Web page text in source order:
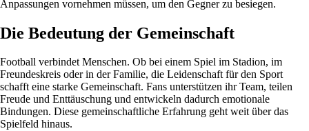
Anpassungen vornehmen müssen, um den Gegner zu besiegen.
Die Bedeutung der Gemeinschaft
Football verbindet Menschen. Ob bei einem Spiel im Stadion, im
Freundeskreis oder in der Familie, die Leidenschaft für den Sport
schafft eine starke Gemeinschaft. Fans unterstützen ihr Team, teilen
Freude und Enttäuschung und entwickeln dadurch emotionale
Bindungen. Diese gemeinschaftliche Erfahrung geht weit über das
Spielfeld hinaus.